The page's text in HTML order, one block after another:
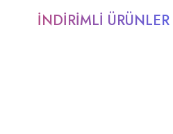
İNDİRİMLİ ÜRÜNLER